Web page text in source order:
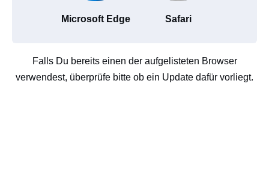
Microsoft Edge Safari
Falls Du bereits einen der aufgelisteten Browser
verwendest, überprüfe bitte ob ein Update dafür vorliegt.